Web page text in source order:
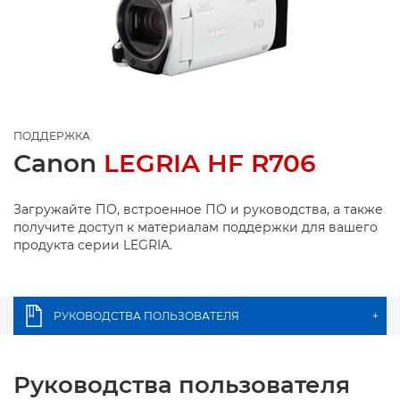
ПОДДЕРЖКА
Canon LEGRIA HF R706
Загружайте ПО, встроенное ПО и руководства, а также
получите доступ к материалам поддержки для вашего
продукта серии LEGRIA.
РУКОВОДСТВА ПОЛЬЗОВАТЕЛЯ +
Руководства пользователя